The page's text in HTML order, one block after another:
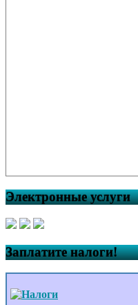
Электронные услуги
Заплатите налоги!